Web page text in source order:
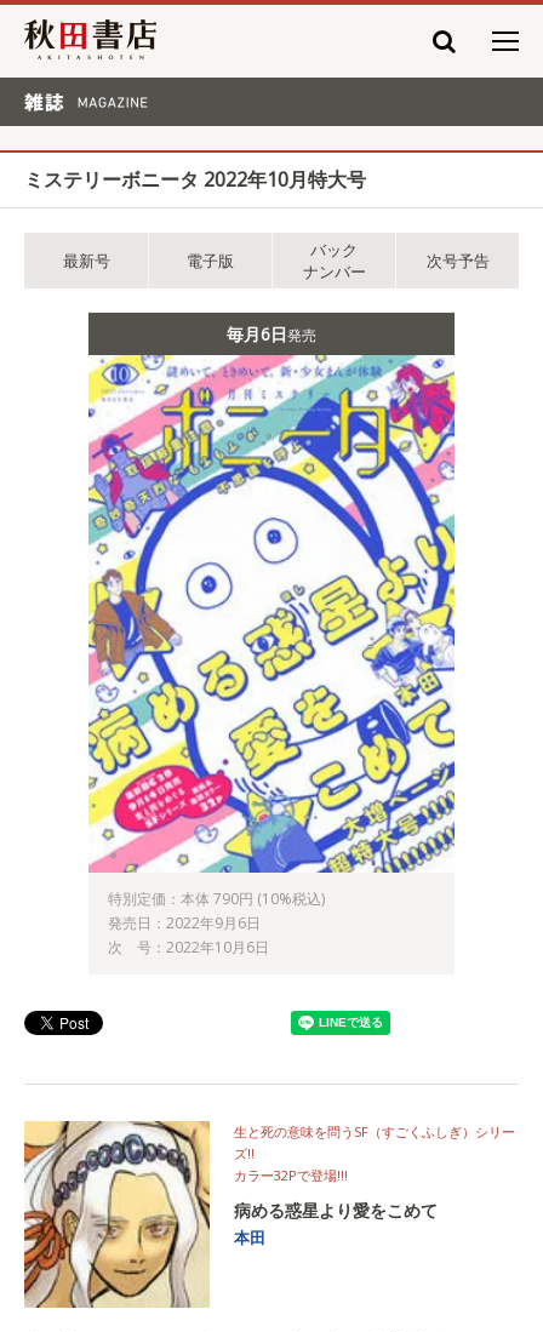
秋田書店
ミステリーボニータ 2022年10月特大号
最新号 電子版
バック
ナンバー
次号予告
毎月6日発売
特別定価：本体 790円 (10%税込)
発売日：2022年9月6日
次 号：2022年10月6日
生と死の意味を問うSF（すごくふしぎ）シリー
ズ!!
カラー32Pで登場!!!
病める惑星より愛をこめて
本田